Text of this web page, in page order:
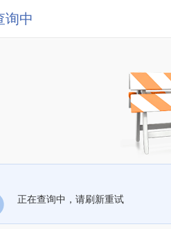
询中
正在查询中，请刷新重试